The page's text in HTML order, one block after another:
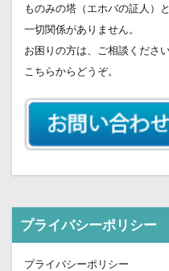
ものみの塔（エホバの証人）
一切関係がありません。
お困りの方は、ご相談ください
こちらからどうぞ。
プライバシーポリシー
プライバシーポリシー